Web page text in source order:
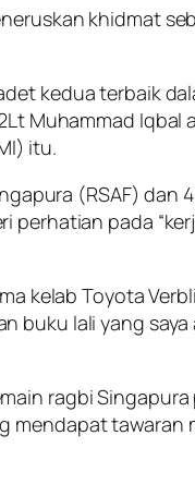
khidmat
kedua terbaik
Muhammad Iqbal
itu.
(RSAF) dan
pada
kelab Toyota
buku lali yang
ragbi
mendapat tawaran